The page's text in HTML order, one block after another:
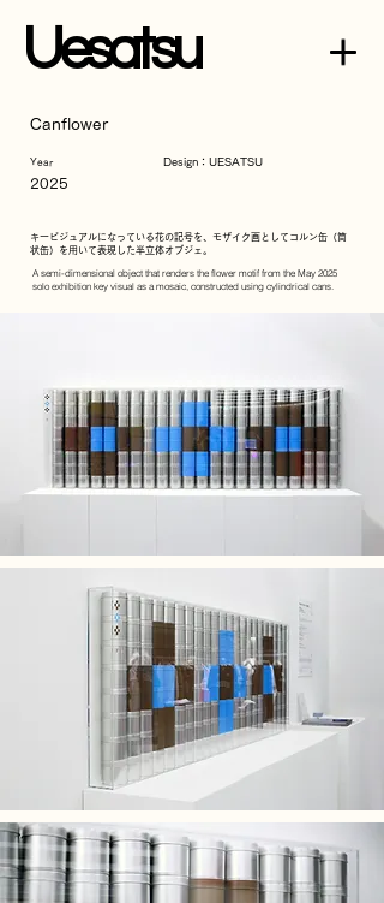
Uesatsu
Canflower
Year
2025
Design：UESATSU
キービジュアルになっている花の記号を、モザイク画としてコルン缶（筒
状缶）を用いて表現した半立体オブジェ。
A semi-dimensional object that renders the flower motif from the May 2025
solo exhibition key visual as a mosaic, constructed using cylindrical cans.